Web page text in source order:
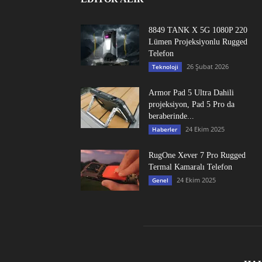
8849 TANK X 5G 1080P 220
Lümen Projeksiyonlu Rugged
Telefon
Teknoloji 26 Şubat 2026
Armor Pad 5 Ultra Dahili
projeksiyon, Pad 5 Pro da
beraberinde...
Haberler 24 Ekim 2025
RugOne Xever 7 Pro Rugged
Termal Kamaralı Telefon
Genel 24 Ekim 2025